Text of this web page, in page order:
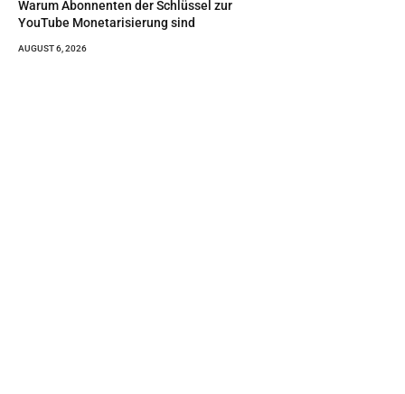
Warum Abonnenten der Schlüssel zur
YouTube Monetarisierung sind
AUGUST 6, 2026